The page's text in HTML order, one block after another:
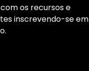
os recursos e
inscrevendo-se em